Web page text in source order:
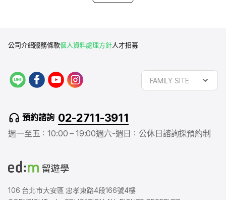
公司介紹服務條款個人資料處理方針人才招募
L
f
a
b
o
y
o
u
e
a
r
FAMILY SITE
預約諮詢 02-2711-3911
週一至五：10:00 – 19:00週六-週日：公休日 諮詢採預約制
106 台北市大安區 忠孝東路4段166號4樓